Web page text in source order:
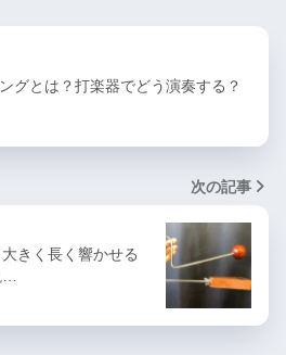
グとは？打楽器でどう演奏する？
次の記事
きく長く響かせる